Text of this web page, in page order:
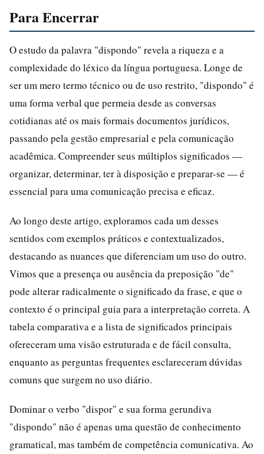
Para Encerrar
O estudo da palavra "dispondo" revela a riqueza e a
complexidade do léxico da língua portuguesa. Longe de
ser um mero termo técnico ou de uso restrito, "dispondo" é
uma forma verbal que permeia desde as conversas
cotidianas até os mais formais documentos jurídicos,
passando pela gestão empresarial e pela comunicação
acadêmica. Compreender seus múltiplos significados —
organizar, determinar, ter à disposição e preparar-se — é
essencial para uma comunicação precisa e eficaz.
Ao longo deste artigo, exploramos cada um desses
sentidos com exemplos práticos e contextualizados,
destacando as nuances que diferenciam um uso do outro.
Vimos que a presença ou ausência da preposição "de"
pode alterar radicalmente o significado da frase, e que o
contexto é o principal guia para a interpretação correta. A
tabela comparativa e a lista de significados principais
ofereceram uma visão estruturada e de fácil consulta,
enquanto as perguntas frequentes esclareceram dúvidas
comuns que surgem no uso diário.
Dominar o verbo "dispor" e sua forma gerundiva
"dispondo" não é apenas uma questão de conhecimento
gramatical, mas também de competência comunicativa. Ao